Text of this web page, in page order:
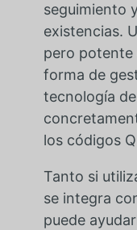
seguimiento
existencias.
pero potente
forma de
tecnología
los códigos
Tanto si
se integra
puede